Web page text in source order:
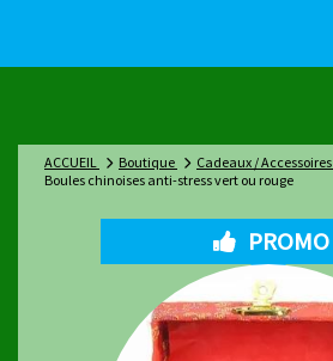
ACCUEIL Boutique
Cadeaux / Accessoires
Boules chinoises anti-stress vert ou rouge
PROMO